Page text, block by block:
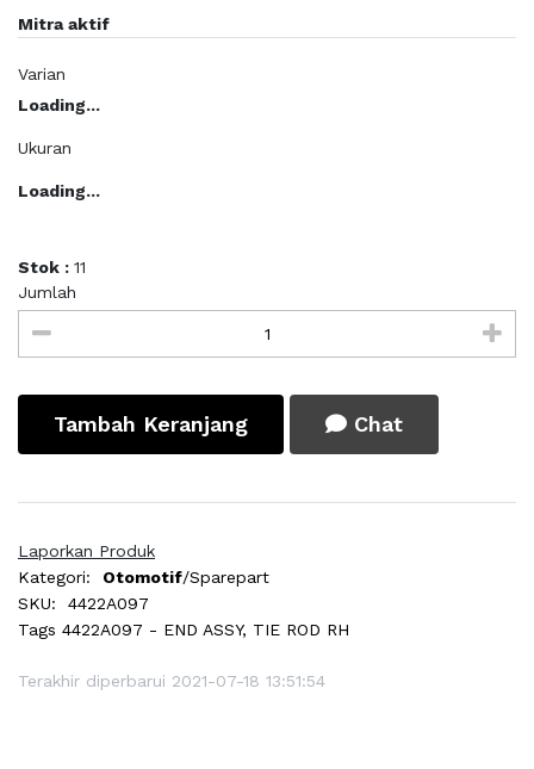
Mitra aktif
Varian
Loading...
Ukuran
Loading...
Stok : 11
Jumlah
Tambah Keranjang Chat
Laporkan Produk
Kategori:
Otomotif/Sparepart
SKU:
4422A097
Tags 4422A097 - END ASSY, TIE ROD RH
Terakhir diperbarui 2021-07-18 13:51:54